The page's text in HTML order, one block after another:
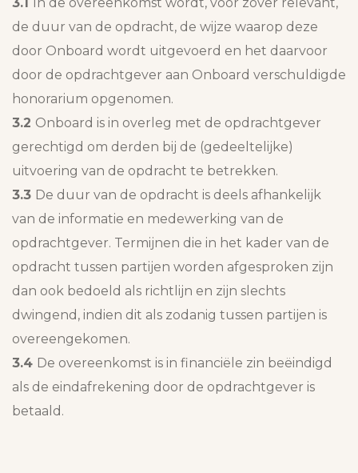
de duur van de opdracht, de wijze waarop deze
door Onboard wordt uitgevoerd en het daarvoor
door de opdrachtgever aan Onboard verschuldigde
honorarium opgenomen.
3.2 Onboard is in overleg met de opdrachtgever
gerechtigd om derden bij de (gedeeltelijke)
uitvoering van de opdracht te betrekken.
3.3 De duur van de opdracht is deels afhankelijk
van de informatie en medewerking van de
opdrachtgever. Termijnen die in het kader van de
opdracht tussen partijen worden afgesproken zijn
dan ook bedoeld als richtlijn en zijn slechts
dwingend, indien dit als zodanig tussen partijen is
overeengekomen.
3.4 De overeenkomst is in financiële zin beëindigd
als de eindafrekening door de opdrachtgever is
betaald.